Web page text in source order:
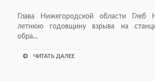
Глава Нижегородской области
летнюю годовщину взрыва на
обра...
ЧИТАТЬ ДАЛЕЕ